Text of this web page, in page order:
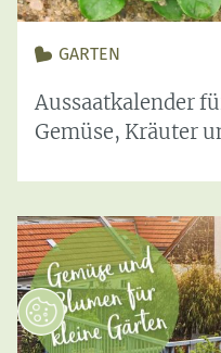
GARTEN
Aussaatkalender
Gemüse, Kräuter